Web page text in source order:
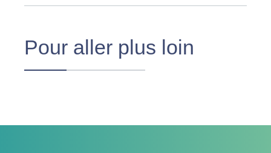
Pour aller plus loin